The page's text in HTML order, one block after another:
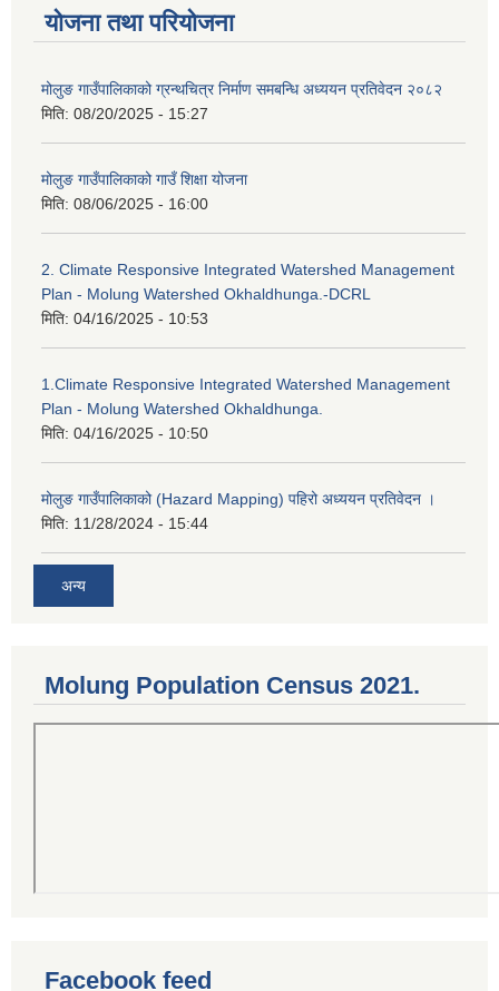
योजना तथा परियोजना
मोलुङ गाउँपालिकाको ग्रन्थचित्र निर्माण समबन्धि अध्ययन प्रतिवेदन २०८२
मिति: 08/20/2025 - 15:27
मोलुङ गाउँपालिकाको गाउँ शिक्षा योजना
मिति: 08/06/2025 - 16:00
2. Climate Responsive Integrated Watershed Management
Plan - Molung Watershed Okhaldhunga.-DCRL
मिति: 04/16/2025 - 10:53
1.Climate Responsive Integrated Watershed Management
Plan - Molung Watershed Okhaldhunga.
मिति: 04/16/2025 - 10:50
मोलुङ गाउँपालिकाको (Hazard Mapping) पहिरो अध्ययन प्रतिवेदन ।
मिति: 11/28/2024 - 15:44
अन्य
Molung Population Census 2021.
Facebook feed